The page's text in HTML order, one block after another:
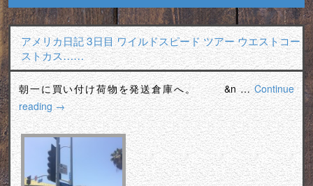
アメリカ日記 3日目 ワイルドスピード ツアー ウエストコー
ストカス……
朝一に買い付け荷物を発送倉庫へ。 &n …Continue
reading→